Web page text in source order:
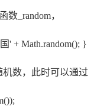
_random，
' + Math.random(); }
机数，此时可以通过